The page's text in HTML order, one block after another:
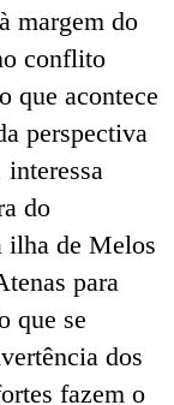
margem do
conflito
que acontece
perspectiva
do
ilha de Melos
para
que se
dos
fazem o